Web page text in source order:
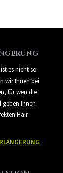
es nicht so
wir Ihnen bei
für wen die
Ihnen
Hair